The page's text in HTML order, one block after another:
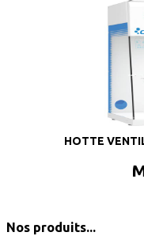
HOTTE
Nos produits...